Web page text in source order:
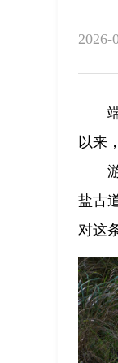
2026-
以来
盐古
对这